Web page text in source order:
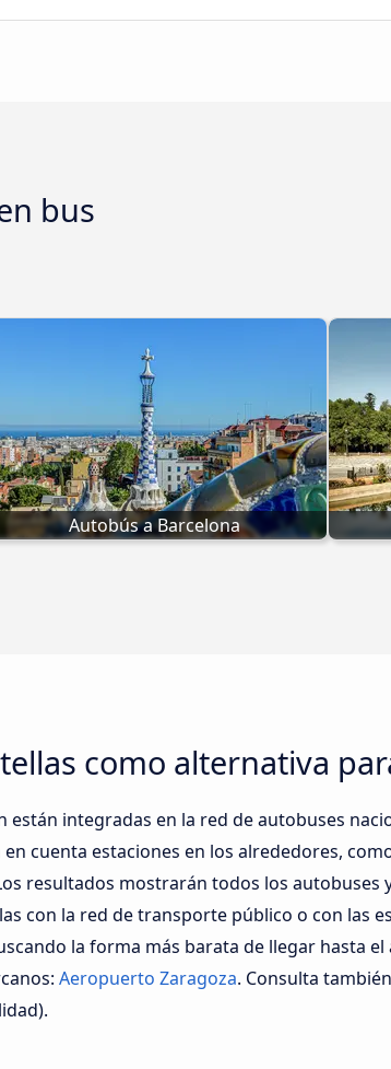
bus
Autobús a Barcelona
como alternativa
están integradas en la red de autobuses
cuenta estaciones en los alrededores,
resultados mostrarán todos los autobuses
con la red de transporte público o con las
la forma más barata de llegar hasta
Aeropuerto Zaragoza. Consulta